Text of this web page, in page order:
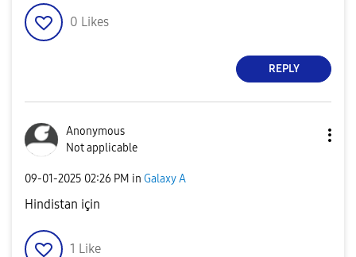
0 Likes
REPLY
Anonymous
Not applicable
‎09-01-2025 02:26 PM in Galaxy A
Hindistan için
1 Like